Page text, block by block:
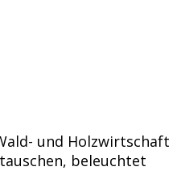
und Holzwirtschaft
beleuchtet